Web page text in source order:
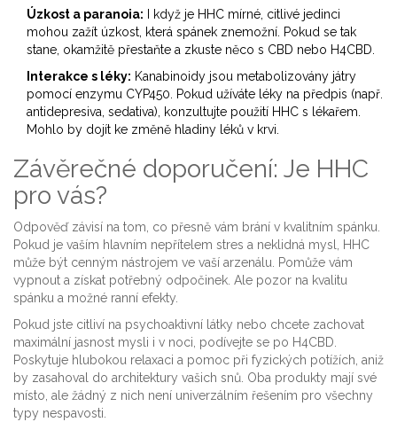
Úzkost a paranoia: I když je HHC mírné, citlivé jedinci
mohou zažít úzkost, která spánek znemožní. Pokud se tak
stane, okamžitě přestaňte a zkuste něco s CBD nebo H4CBD.
Interakce s léky: Kanabinoidy jsou metabolizovány játry
pomocí enzymu CYP450. Pokud užíváte léky na předpis (např.
antidepresiva, sedativa), konzultujte použití HHC s lékařem.
Mohlo by dojít ke změně hladiny léků v krvi.
Závěrečné doporučení: Je HHC
pro vás?
Odpověď závisí na tom, co přesně vám brání v kvalitním spánku.
Pokud je vaším hlavním nepřítelem stres a neklidná mysl, HHC
může být cenným nástrojem ve vaší arzenálu. Pomůže vám
vypnout a získat potřebný odpočinek. Ale pozor na kvalitu
spánku a možné ranní efekty.
Pokud jste citliví na psychoaktivní látky nebo chcete zachovat
maximální jasnost mysli i v noci, podívejte se po H4CBD.
Poskytuje hlubokou relaxaci a pomoc při fyzických potížích, aniž
by zasahoval do architektury vašich snů. Oba produkty mají své
místo, ale žádný z nich není univerzálním řešením pro všechny
typy nespavosti.